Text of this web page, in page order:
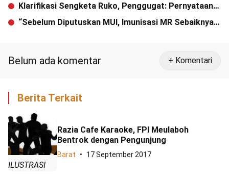
Klarifikasi Sengketa Ruko, Penggugat: Pernyataan
Yulfan Langgar Kode Etik Advokat
“Sebelum Diputuskan MUI, Imunisasi MR Sebaiknya
Belum ada komentar + Komentari
Berita Terkait
ILUSTRASI
Razia Cafe Karaoke, FPI Meulaboh
Bentrok dengan Pengunjung
Barat 17 September 2017